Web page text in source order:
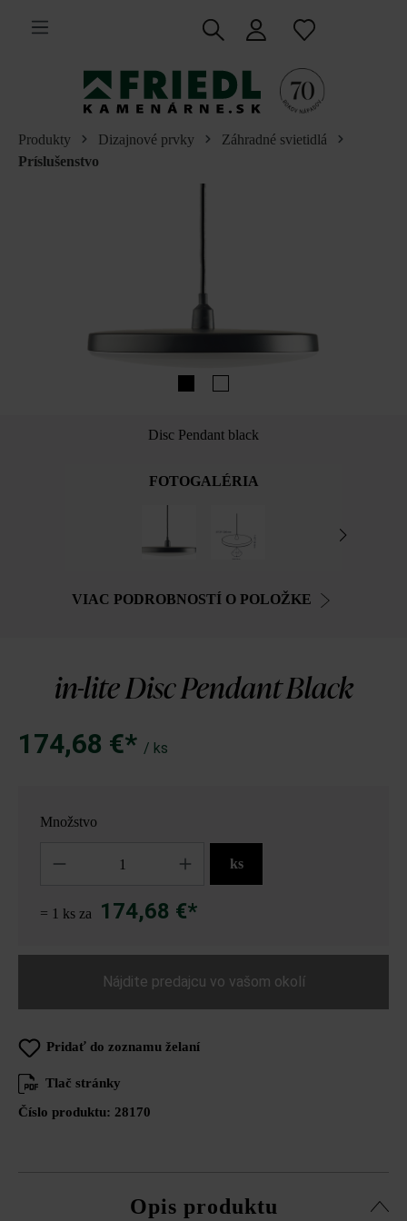
hlavný obsah
Produkty Dizajnové prvky
Záhradné svietidlá
Príslušenstvo
Disc Pendant black
FOTOGALÉRIA
VIAC PODROBNOSTÍ O POLOŽKE
in-lite Disc Pendant Black
174,68 €* / ks
Množstvo
ks
= 1 ks za 174,68 €*
Nájdite predajcu vo vašom okolí
Pridať do zoznamu želaní
Tlač stránky
Číslo produktu: 28170
Opis produktu